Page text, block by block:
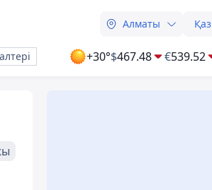
Алматы Қаз
+30°$467.48 €539.52